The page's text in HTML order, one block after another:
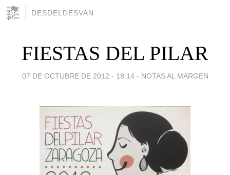
DESDELDESVAN
FIESTAS DEL PILAR
07 DE OCTUBRE DE 2012 - 18:14 - NOTAS AL MARGEN